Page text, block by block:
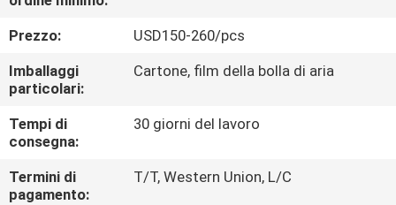
CONTROLLO
DI
CONTATTICI
Prezzo:
USD150-260/pcs
Imballaggi
particolari:
Cartone, film della bolla di aria
Tempi di
consegna:
30 giorni del lavoro
Termini di
pagamento:
T/T, Western Union, L/C